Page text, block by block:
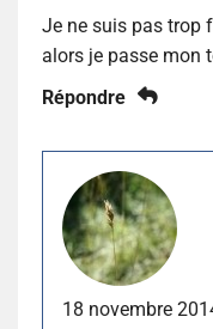
Je ne suis pas trop
alors je passe mon
Répondre
18 novembre